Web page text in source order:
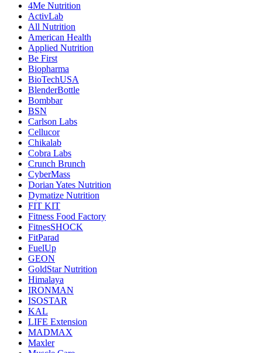
4Me Nutrition
ActivLab
All Nutrition
American Health
Applied Nutrition
Be First
Biopharma
BioTechUSA
BlenderBottle
Bombbar
BSN
Carlson Labs
Cellucor
Chikalab
Cobra Labs
Crunch Brunch
CyberMass
Dorian Yates Nutrition
Dymatize Nutrition
FIT KIT
Fitness Food Factory
FitnesSHOCK
FitParad
FuelUp
GEON
GoldStar Nutrition
Himalaya
IRONMAN
ISOSTAR
KAL
LIFE Extension
MADMAX
Maxler